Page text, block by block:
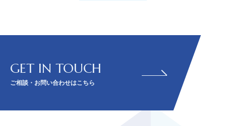
GET IN TOUCH
ご相談・お問い合わせはこちら